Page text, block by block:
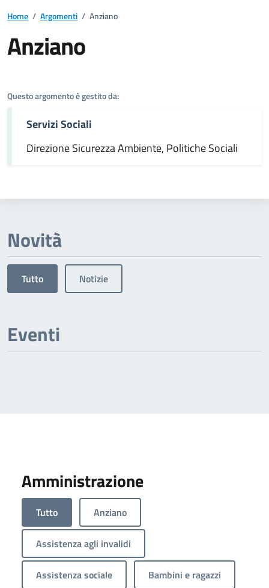
Home / Argomenti / Anziano
Anziano
Questo argomento è gestito da:
Servizi Sociali
Direzione Sicurezza Ambiente, Politiche Sociali
Novità
Tutto Notizie
Eventi
Amministrazione
Tutto Anziano
Assistenza agli invalidi
Assistenza sociale Bambini e ragazzi